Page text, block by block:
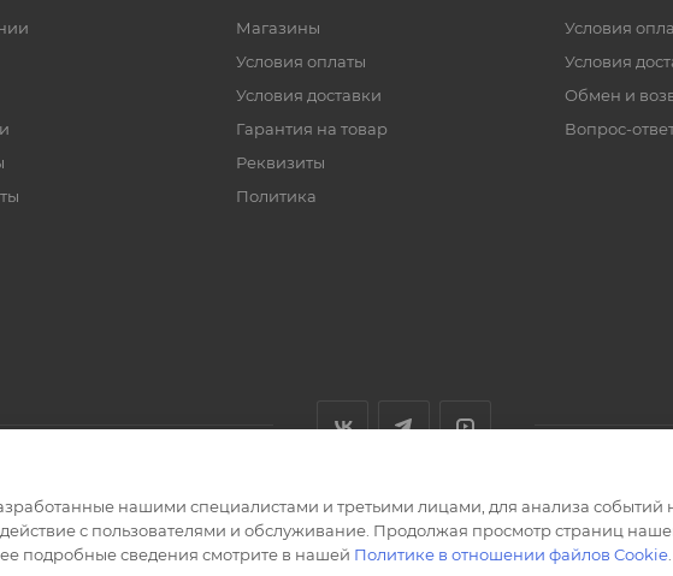
Магазины
Условия оплаты
Условия доставки
Гарантия на товар
Реквизиты
Политика
Условия
Условия
Обмен и
Вопрос-
нашими специалистами и третьими лицами, для анализа событий
с пользователями и обслуживание. Продолжая просмотр страниц
подробные сведения смотрите в нашей Политике в отношении файлов Cookie